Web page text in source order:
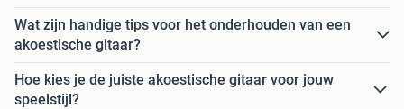
Wat zijn handige tips voor het onderhouden van een
akoestische gitaar?
Hoe kies je de juiste akoestische gitaar voor jouw
speelstijl?